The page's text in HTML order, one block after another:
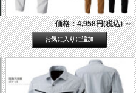
価格：4,958円(税込)～